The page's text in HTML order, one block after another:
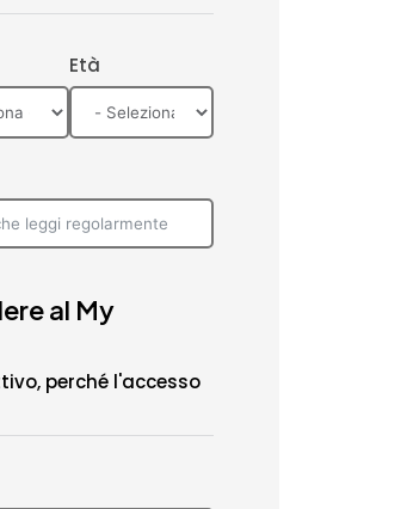
Età
al My
perché l'accesso